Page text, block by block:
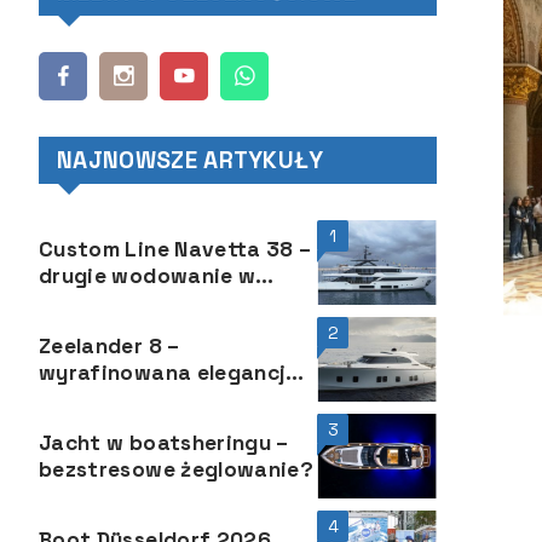
NAJNOWSZE ARTYKUŁY
1
Custom Line Navetta 38 –
drugie wodowanie w
2
Zeelander 8 –
wyrafinowana elegancja i
3
Jacht w boatsheringu –
bezstresowe żeglowanie?
4